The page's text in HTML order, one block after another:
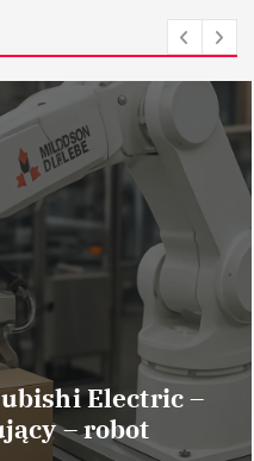
Electric –
– robot